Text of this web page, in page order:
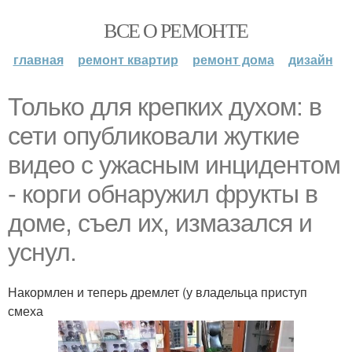
ВСЕ О РЕМОНТЕ
главная ремонт квартир ремонт дома дизайн
Только для крепких духом: в
сети опубликовали жуткие
видео с ужасным инцидентом
- корги обнаружил фрукты в
доме, съел их, измазался и
уснул.
Накормлен и теперь дремлет (у владельца приступ
смеха